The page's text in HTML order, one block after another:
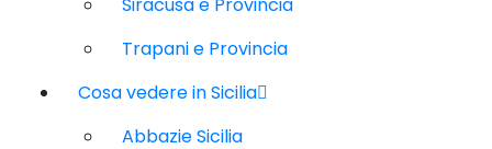
Trapani e Provincia
Cosa vedere in Sicilia
Abbazie Sicilia